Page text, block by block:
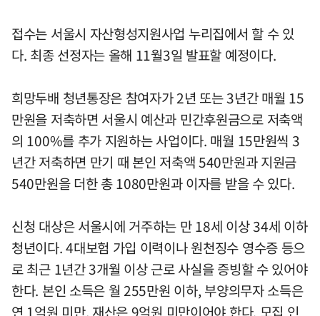
접수는 서울시 자산형성지원사업 누리집에서 할 수 있
다. 최종 선정자는 올해 11월3일 발표할 예정이다.
희망두배 청년통장은 참여자가 2년 또는 3년간 매월 15
만원을 저축하면 서울시 예산과 민간후원금으로 저축액
의 100%를 추가 지원하는 사업이다. 매월 15만원씩 3
년간 저축하면 만기 때 본인 저축액 540만원과 지원금
540만원을 더한 총 1080만원과 이자를 받을 수 있다.
신청 대상은 서울시에 거주하는 만 18세 이상 34세 이하
청년이다. 4대보험 가입 이력이나 원천징수 영수증 등으
로 최근 1년간 3개월 이상 근로 사실을 증빙할 수 있어야
한다. 본인 소득은 월 255만원 이하, 부양의무자 소득은
연 1억원 미만, 재산은 9억원 미만이어야 한다. 모집 인